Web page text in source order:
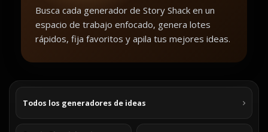
Busca cada generador de Story Shack en un
espacio de trabajo enfocado, genera lotes
rápidos, fija favoritos y apila tus mejores ideas.
Todos los generadores de ideas